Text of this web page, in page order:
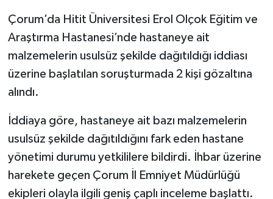
Çorum’da Hitit Üniversitesi Erol Olçok Eğitim ve
Araştırma Hastanesi’nde hastaneye ait
malzemelerin usulsüz şekilde dağıtıldığı iddiası
üzerine başlatılan soruşturmada 2 kişi gözaltına
alındı.
İddiaya göre, hastaneye ait bazı malzemelerin
usulsüz şekilde dağıtıldığını fark eden hastane
yönetimi durumu yetkililere bildirdi. İhbar üzerine
harekete geçen Çorum İl Emniyet Müdürlüğü
ekipleri olayla ilgili geniş çaplı inceleme başlattı.